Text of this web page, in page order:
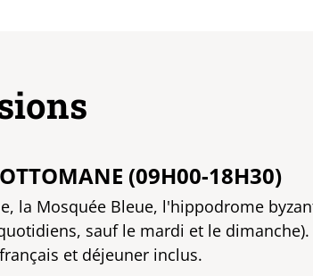
(09H00-18H30)
la Mosquée Bleue, l'hippodrome
sauf le mardi et le dimanche).
et déjeuner inclus.